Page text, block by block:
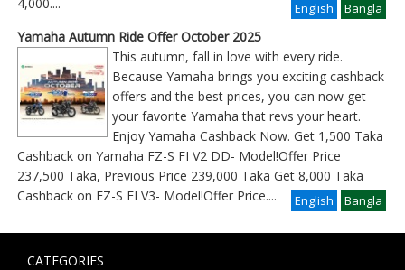
Bangla
English
Yamaha Autumn Ride Offer October 2025
This autumn, fall in love with every ride.
Because Yamaha brings you exciting cashback
offers and the best prices, you can now get
your favorite Yamaha that revs your heart.
Enjoy Yamaha Cashback Now. Get 1,500 Taka
Cashback on Yamaha FZ-S FI V2 DD- Model!Offer Price
237,500 Taka, Previous Price 239,000 Taka Get 8,000 Taka
Cashback on FZ-S FI V3- Model!Offer Price
Bangla
.... English
CATEGORIES